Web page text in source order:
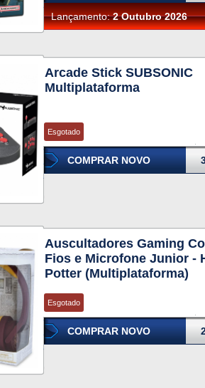
Lançamento:2 Outubro 2026
Arcade Stick SUBSONIC
Multiplataforma
Esgotado
COMPRAR NOVO
Auscultadores Gaming
Fios e Microfone Junior -
Potter (Multiplataforma)
Esgotado
COMPRAR NOVO